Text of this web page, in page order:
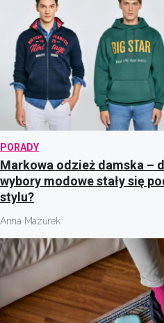
PORADY
Markowa odzież damska –
wybory modowe stały się
stylu?
Anna Mazurek